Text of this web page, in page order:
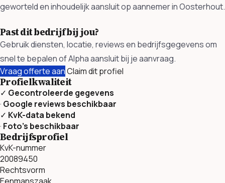
geworteld en inhoudelijk aansluit op aannemer in Oosterhout.
Past dit bedrijf bij jou?
Gebruik diensten, locatie, reviews en bedrijfsgegevens om
snel te bepalen of Alpha aansluit bij je aanvraag.
Vraag offerte aanClaim dit profiel
Profielkwaliteit
✓ Gecontroleerde gegevens
· Google reviews beschikbaar
✓ KvK-data bekend
· Foto’s beschikbaar
Bedrijfsprofiel
KvK-nummer
20089450
Rechtsvorm
Eenmanszaak